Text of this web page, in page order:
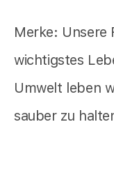
Merke: Unsere
wichtigstes
Umwelt leben
sauber zu